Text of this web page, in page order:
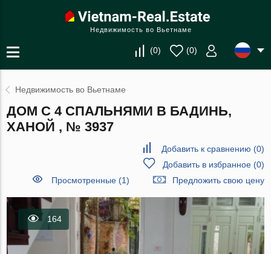
Недвижимость во Вьетнаме
(0) (0)
Недвижимость во Вьетнаме
ДОМ С 4 СПАЛЬНЯМИ В БАДИНЬ,
ХАНОЙ , № 3937
Добавить к сравнению (0)
Добавить в избранное(0)
Просмотренные (1)
Предложить свою цену
164